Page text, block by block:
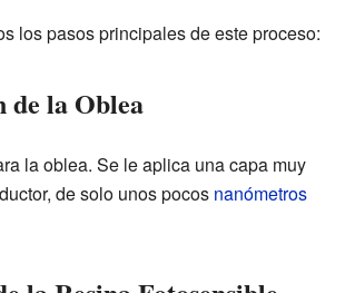
los pasos principales de este proceso:
de la Oblea
la oblea. Se le aplica una capa muy
de solo unos pocos nanómetros